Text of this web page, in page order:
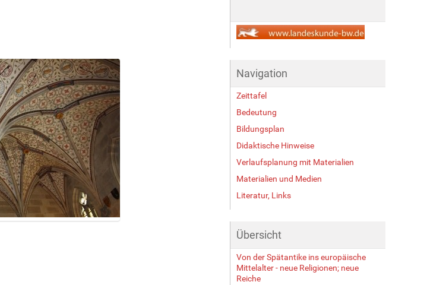
Navigation
Zeittafel
Bedeutung
Bildungsplan
Didaktische Hinweise
Verlaufsplanung mit Materialien
Materialien und Medien
Literatur, Links
Übersicht
Von der Spätantike ins europäische
Mittelalter - neue Religionen; neue
Reiche